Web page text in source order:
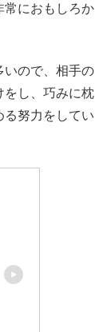
常におもしろか
いので、相手の
をし、巧みに枕
る努力をしてい